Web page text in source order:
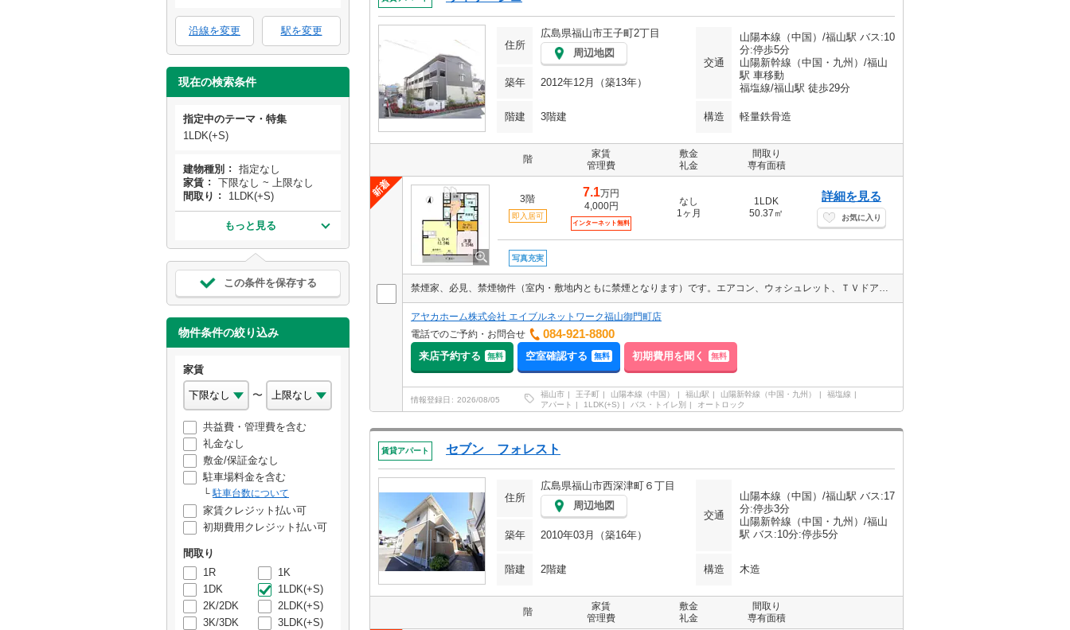
沿線を変更 駅を変更
現在の検索条件
指定中のテーマ・特集
1LDK(+S)
建物種別
指定なし
家賃
下限なし ~ 上限なし
間取り
1LDK(+S)
もっと見る
この条件を保存する
物件条件の絞り込み
家賃
〜
共益費・管理費を含む
礼金なし
敷金/保証金なし
駐車場料金を含む
駐車台数について
家賃クレジット払い可
初期費用クレジット払い可
間取り
1R
1K
1DK
1LDK(+S)
2K/2DK
2LDK(+S)
3K/3DK
3LDK(+S)
住所
広島県福山市王子町2丁目
周辺地図
交通
山陽本線（中国）/福山駅 バス:10
分:停歩5分
山陽新幹線（中国・九州）/福山
駅 車移動
福塩線/福山駅 徒歩29分
築年 2012年12月（築13年）
階建 3階建 構造 軽量鉄骨造
階
家賃
管理費
敷金
礼金
間取り
専有面積
3階
即入居可
7.1万円
4,000円
インターネット無料
なし
1ヶ月
1LDK
50.37㎡
詳細を見る
お気に入り
写真充実
禁煙家、必見、禁煙物件（室内・敷地内ともに禁煙となります）です。エアコン、ウォシュレット、ＴＶドアホン、ＡＬＳＯＫホームセキュリティ付。敷地内、専用ゴミ置場有ります。
アヤカホーム株式会社 エイブルネットワーク福山御門町店
電話でのご予約・お問合せ
084-921-8800
来店予約する 無料 空室確認する 無料 初期費用を聞く 無料
情報登録日 2026/08/05
福山市 王子町 山陽本線（中国） 福山駅 山陽新幹線（中国・九州）
福塩線
アパート
1LDK(+S) バス・トイレ別 オートロック
賃貸アパート セブン フォレスト
住所
広島県福山市西深津町６丁目
周辺地図
交通
山陽本線（中国）/福山駅 バス:17
分:停歩3分
山陽新幹線（中国・九州）/福山
駅 バス:10分:停歩5分
築年 2010年03月（築16年）
階建 2階建 構造 木造
階
家賃
管理費
敷金
礼金
間取り
専有面積